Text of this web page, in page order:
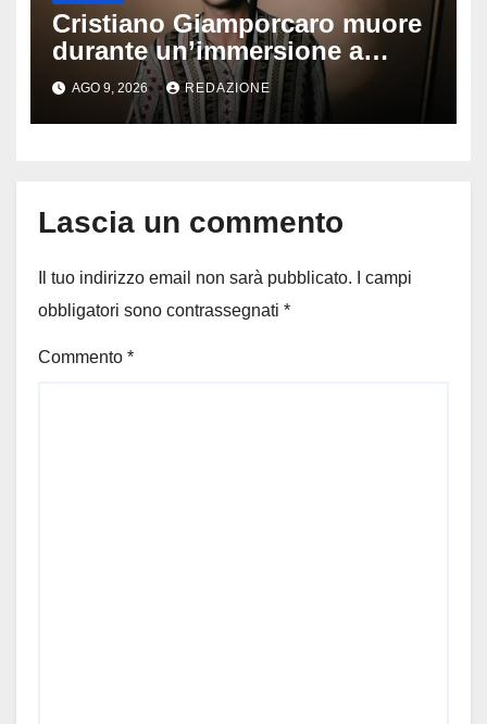
Cristiano Giamporcaro muore
durante un’immersione a
Lampedusa: aperta
un’inchiesta per omicidio
nautico, cosa emerge sulla
AGO 9, 2026 REDAZIONE
Lascia un commento
Il tuo indirizzo email non sarà pubblicato.
I campi
obbligatori sono contrassegnati *
Commento *